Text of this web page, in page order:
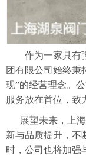
作为一家具有
团有限公司始终
现”的经营理念。
服务放在首位， 致
展望未来，上
新与品质提升，不
时，公司也将加强